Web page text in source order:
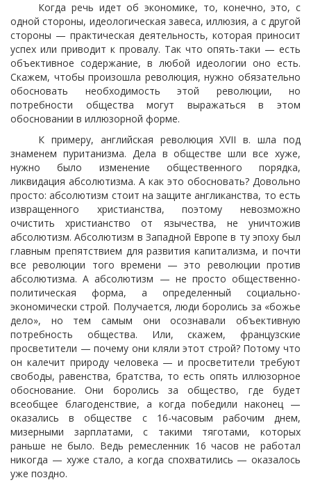
Когда речь идет об экономике, то, конечно, это, с
одной стороны, идеологическая завеса, иллюзия, а с другой
стороны — практическая деятельность, которая приносит
успех или приводит к провалу. Так что опять-таки — есть
объективное содержание, в любой идеологии оно есть.
Скажем, чтобы произошла революция, нужно обязательно
обосновать необходимость этой революции, но
потребности общества могут выражаться в этом
обосновании в иллюзорной форме.
К примеру, английская революция XVII в. шла под
знаменем пуританизма. Дела в обществе шли все хуже,
нужно было изменение общественного порядка,
ликвидация абсолютизма. А как это обосновать? Довольно
просто: абсолютизм стоит на защите англиканства, то есть
извращенного христианства, поэтому невозможно
очистить христианство от язычества, не уничтожив
абсолютизм. Абсолютизм в Западной Европе в ту эпоху был
главным препятствием для развития капитализма, и почти
все революции того времени — это революции против
абсолютизма. А абсолютизм — не просто общественно-
политическая форма, а определенный социально-
экономически строй. Получается, люди боролись за «божье
дело», но тем самым они осознавали объективную
потребность общества. Или, скажем, французские
просветители — почему они кляли этот строй? Потому что
он калечит природу человека — и просветители требуют
свободы, равенства, братства, то есть опять иллюзорное
обоснование. Они боролись за общество, где будет
всеобщее благоденствие, а когда победили наконец —
оказались в обществе с 16-часовым рабочим днем,
мизерными зарплатами, с такими тяготами, которых
раньше не было. Ведь ремесленник 16 часов не работал
никогда — хуже стало, а когда спохватились — оказалось
уже поздно.